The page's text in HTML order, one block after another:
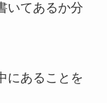
いてあるか分
にあることを